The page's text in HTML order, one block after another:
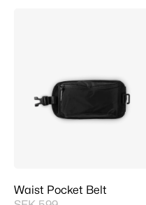
Waist Pocket Belt